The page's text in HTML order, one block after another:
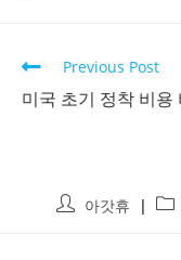
Previous Post
미국 초기 정착 비용
아갓휴